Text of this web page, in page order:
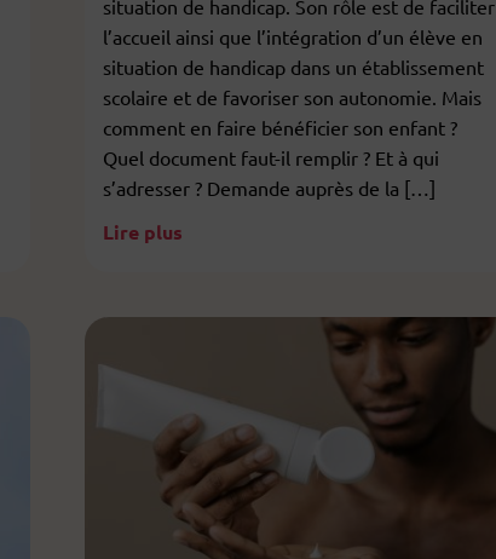
situation de handicap. Son rôle est de faciliter
l’accueil ainsi que l’intégration d’un élève en
situation de handicap dans un établissement
scolaire et de favoriser son autonomie. Mais
comment en faire bénéficier son enfant ?
Quel document faut-il remplir ? Et à qui
s’adresser ? Demande auprès de la […]
Lire plus